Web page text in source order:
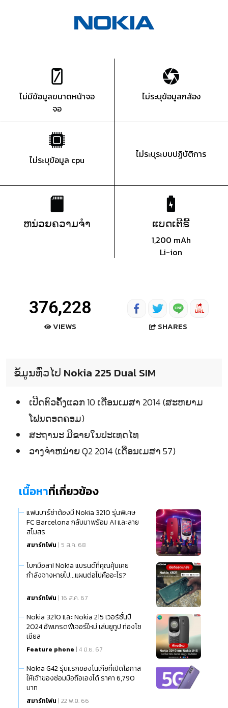
ไม่มีข้อมูลขนาดหน้าจอ
จอ
ไม่ระบุข้อมูลกล้อง
ไม่ระบุข้อมูล cpu ไม่ระบุระบบปฏิบัติการ
ຫນ່ວຍຄວາມຈຳ ແບດເຕີຣີ້
1,200 mAh
Li-ion
376,228
VIEWS SHARES
ຂໍ້ມູນທົ່ວໄປ Nokia 225 Dual SIM
ເປີດຕົວຄັ້ງແລກ 10 ເດືອນເມສາ 2014 (ສະຫຍາມ
ໂຟນດອດຄອມ)
ສະຖານະ ມີຂາຍໃນປະເທດໄທ
ວາງຈຳຫນ່າຍ Q2 2014 (ເດືອນເມສາ 57)
เนื้อหาที่เกี่ยวข้อง
แฟนบาร์ซ่าต้องมี Nokia 3210 รุ่นพิเศษ
FC Barcelona กลับมาพร้อม AI และลาย
สโมสร
สมาร์ทโฟน | 5 ส.ค. 68
โบกมือลา! Nokia แบรนด์ที่คุณคุ้นเคย
กำลังจางหายไป...แผนต่อไปคืออะไร?
สมาร์ทโฟน | 16 ส.ค. 67
Nokia 3210 และ Nokia 215 เวอร์ชั่นปี
2024 อัพเกรดฟีเจอร์ใหม่ เล่นยูทูป ท่องโซ
เชียล
Feature phone | 4 มิ.ย. 67
Nokia G42 รุ่นแรกของโนเกียที่เปิดโอกาส
ให้เจ้าของซ่อมมือถือเองได้ ราคา 6,790
บาท
สมาร์ทโฟน | 22 พ.ย. 66